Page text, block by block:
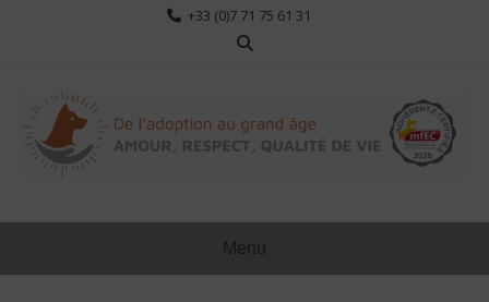
+33 (0)7 71 75 61 31
Menu